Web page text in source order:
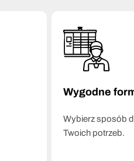
Wygodne
Wybierz sposób
Twoich potrzeb.